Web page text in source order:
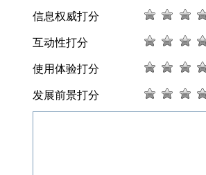
信息权威打分
互动性打分
使用体验打分
发展前景打分